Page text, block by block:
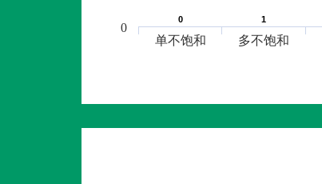
0
0 1
1
单不饱和 多不饱和
0